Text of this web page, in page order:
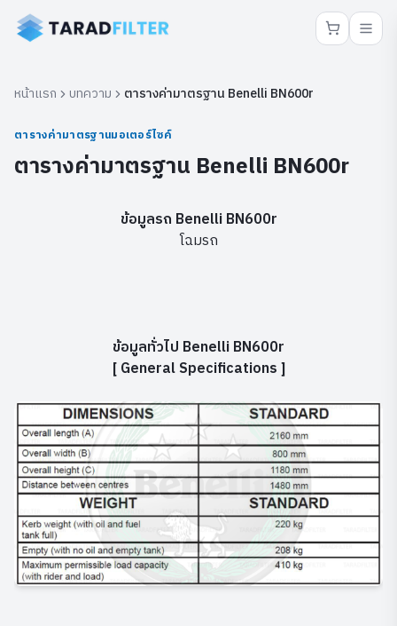
หน้าแรก บทความ ตารางค่ามาตรฐาน Benelli BN600r
ตารางค่ามาตรฐานมอเตอร์ไซค์
ตารางค่ามาตรฐาน Benelli BN600r
ข้อมูลรถ Benelli BN600r
โฉมรถ
ข้อมูลทั่วไป Benelli BN600r
[ General Specifications ]